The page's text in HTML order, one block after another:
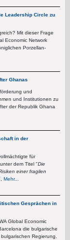
Leadership Circle zu
Mit dieser Frage
Economic Network
Porzellan-
Ghanas
und
und Institutionen zu
der Republik Ghana
in der
für
dem Titel "Die
einer fragilen
Mehr...
Gesprächen in
Global Economic
die bulgarische
Regierung.